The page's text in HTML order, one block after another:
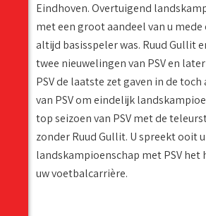
Eindhoven. Overtuigend
met een groot aandeel van u
altijd basisspeler was. Ruud Gullit
twee nieuwelingen van PSV en
PSV de laatste zet gaven in de
van PSV om eindelijk
top seizoen van PSV met de
zonder Ruud Gullit. U spreekt ooit
landskampioenschap met PSV het
uw voetbalcarrière.